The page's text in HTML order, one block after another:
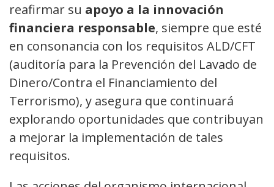
reafirmar su apoyo a la innovación
financiera responsable, siempre que esté
en consonancia con los requisitos ALD/CFT
(auditoría para la Prevención del Lavado de
Dinero/Contra el Financiamiento del
Terrorismo), y asegura que continuará
explorando oportunidades que contribuyan
a mejorar la implementación de tales
requisitos.